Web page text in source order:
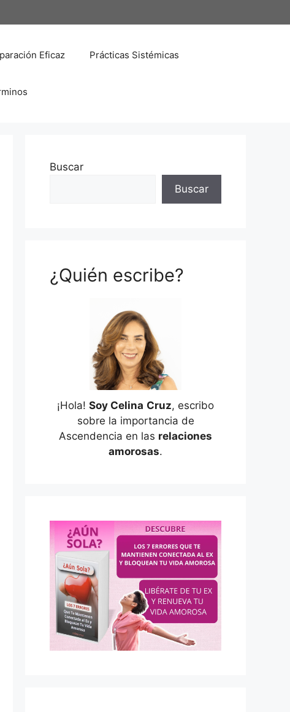
Eficaz Prácticas Sistémicas
Buscar
Buscar
¿Quién escribe?
¡Hola! Soy Celina Cruz, escribo
sobre la importancia de
Ascendencia en las relaciones
amorosas.